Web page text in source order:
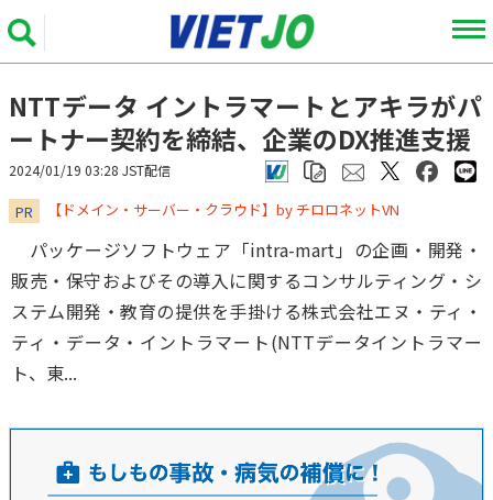
NTTデータ イントラマートとアキラがパ
ートナー契約を締結、企業のDX推進支援
2024/01/19 03:28 JST配信
PR ​​​​​​​【ドメイン・サーバー・クラウド】by チロロネットVN
パッケージソフトウェア「intra-mart」の企画・開発・
販売・保守およびその導入に関するコンサルティング・シ
ステム開発・教育の提供を手掛ける株式会社エヌ・ティ・
ティ・データ・イントラマート(NTTデータイントラマー
ト、東...